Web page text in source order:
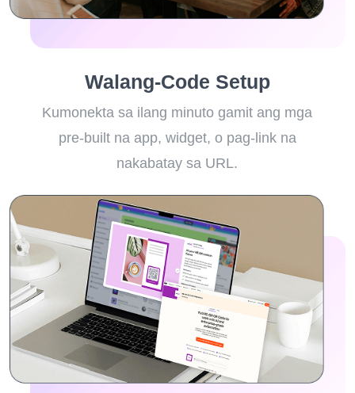
Walang-Code Setup
Kumonekta sa ilang minuto gamit ang mga
pre-built na app, widget, o pag-link na
nakabatay sa URL.